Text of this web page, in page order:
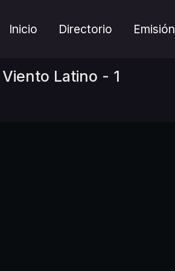
Inicio Directorio Emisión
Latino - 1